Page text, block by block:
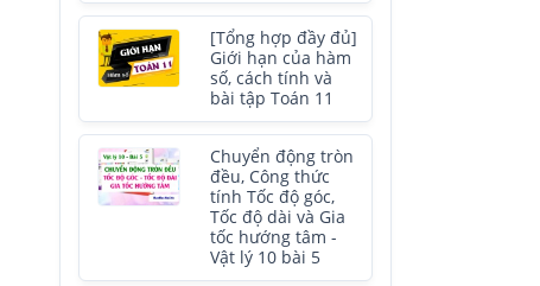
[Tổng hợp đầy đủ]
Giới hạn của hàm
số, cách tính và
bài tập Toán 11
Chuyển động tròn
đều, Công thức
tính Tốc độ góc,
Tốc độ dài và Gia
tốc hướng tâm -
Vật lý 10 bài 5